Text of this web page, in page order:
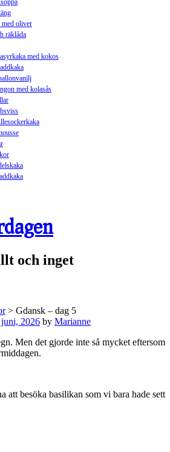
oliver
räklåda
med kokos
med kolasås
och inget
> Gdansk – dag 5
2026 by Marianne
Men det gjorde inte så mycket eftersom
att besöka basilikan som vi bara hade sett